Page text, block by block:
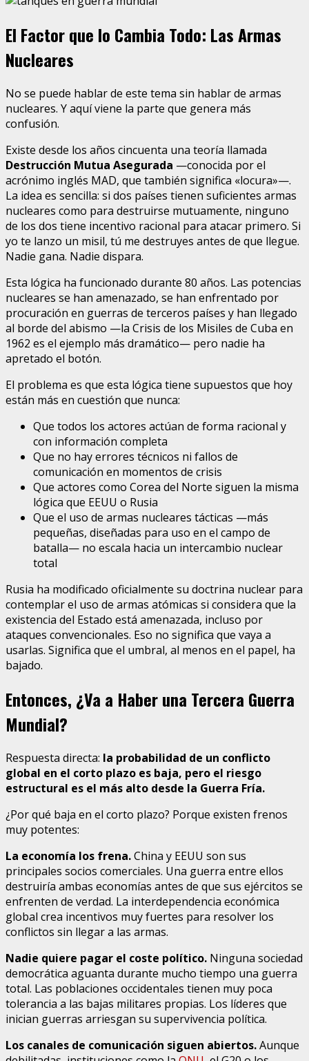
El Factor que lo Cambia Todo: Las Armas
Nucleares
No se puede hablar de este tema sin hablar de armas
nucleares. Y aquí viene la parte que genera más
confusión.
Existe desde los años cincuenta una teoría llamada
Destrucción Mutua Asegurada —conocida por el
acrónimo inglés MAD, que también significa «locura»—.
La idea es sencilla: si dos países tienen suficientes armas
nucleares como para destruirse mutuamente, ninguno
de los dos tiene incentivo racional para atacar primero. Si
yo te lanzo un misil, tú me destruyes antes de que llegue.
Nadie gana. Nadie dispara.
Esta lógica ha funcionado durante 80 años. Las potencias
nucleares se han amenazado, se han enfrentado por
procuración en guerras de terceros países y han llegado
al borde del abismo —la Crisis de los Misiles de Cuba en
1962 es el ejemplo más dramático— pero nadie ha
apretado el botón.
El problema es que esta lógica tiene supuestos que hoy
están más en cuestión que nunca:
Que todos los actores actúan de forma racional y
con información completa
Que no hay errores técnicos ni fallos de
comunicación en momentos de crisis
Que actores como Corea del Norte siguen la misma
lógica que EEUU o Rusia
Que el uso de armas nucleares tácticas —más
pequeñas, diseñadas para uso en el campo de
batalla— no escala hacia un intercambio nuclear
total
Rusia ha modificado oficialmente su doctrina nuclear para
contemplar el uso de armas atómicas si considera que la
existencia del Estado está amenazada, incluso por
ataques convencionales. Eso no significa que vaya a
usarlas. Significa que el umbral, al menos en el papel, ha
bajado.
Entonces, ¿Va a Haber una Tercera Guerra
Mundial?
Respuesta directa: la probabilidad de un conflicto
global en el corto plazo es baja, pero el riesgo
estructural es el más alto desde la Guerra Fría.
¿Por qué baja en el corto plazo? Porque existen frenos
muy potentes:
La economía los frena.China y EEUU son sus
principales socios comerciales. Una guerra entre ellos
destruiría ambas economías antes de que sus ejércitos se
enfrenten de verdad. La interdependencia económica
global crea incentivos muy fuertes para resolver los
conflictos sin llegar a las armas.
Nadie quiere pagar el coste político. Ninguna sociedad
democrática aguanta durante mucho tiempo una guerra
total. Las poblaciones occidentales tienen muy poca
tolerancia a las bajas militares propias. Los líderes que
inician guerras arriesgan su supervivencia política.
Los canales de comunicación siguen abiertos.Aunque